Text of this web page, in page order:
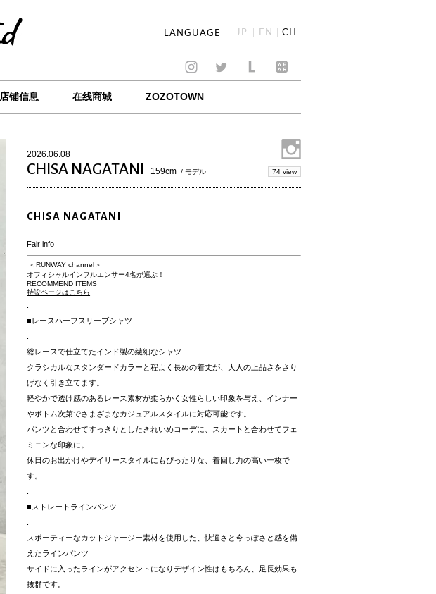
LANGUAGE JP EN CH
店铺信息 在线商城 ZOZOTOWN
2026.06.08
CHISA NAGATANI 159cm / モデル 74 view
CHISA NAGATANI
Fair info
＜RUNWAY channel＞
オフィシャルインフルエンサー4名が選ぶ！
RECOMMEND ITEMS
特設ページはこちら
■レースハーフスリーブシャツ
総レースで仕立てたインド製の繊細なシャツ
クラシカルなスタンダードカラーと程よく長めの着丈が、大人の上品さをさり
げなく引き立てます。
軽やかで透け感のあるレース素材が柔らかく女性らしい印象を与え、インナー
やボトム次第でさまざまなカジュアルスタイルに対応可能です。
パンツと合わせてすっきりとしたきれいめコーデに、スカートと合わせてフェ
ミニンな印象に。
休日のお出かけやデイリースタイルにもぴったりな、着回し力の高い一枚で
す。
■ストレートラインパンツ
スポーティーなカットジャージー素材を使用した、快適さと今っぽさと感を備
えたラインパンツ
サイドに入ったラインがアクセントになりデザイン性はもちろん、足長効果も
抜群です。